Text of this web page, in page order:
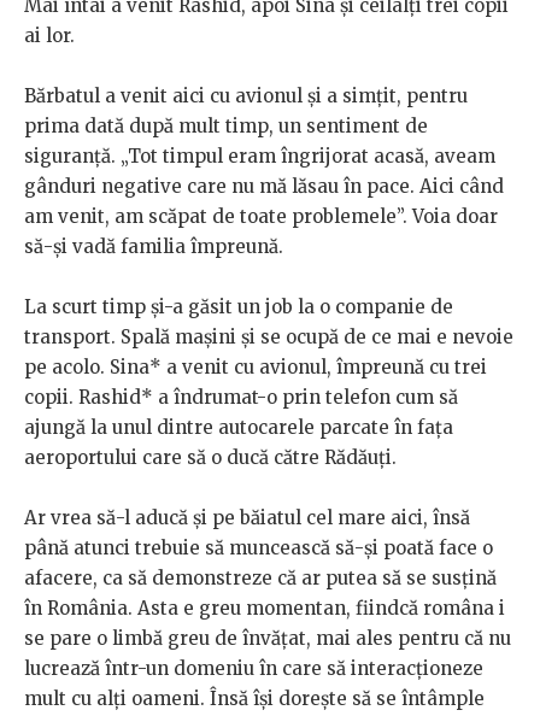
Mai întâi a venit Rashid, apoi Sina și ceilalți trei copii
ai lor.
Bărbatul a venit aici cu avionul și a simțit, pentru
prima dată după mult timp, un sentiment de
siguranță. „Tot timpul eram îngrijorat acasă, aveam
gânduri negative care nu mă lăsau în pace. Aici când
am venit, am scăpat de toate problemele”. Voia doar
să-și vadă familia împreună.
La scurt timp și-a găsit un job la o companie de
transport. Spală mașini și se ocupă de ce mai e nevoie
pe acolo. Sina* a venit cu avionul, împreună cu trei
copii. Rashid* a îndrumat-o prin telefon cum să
ajungă la unul dintre autocarele parcate în fața
aeroportului care să o ducă către Rădăuți.
Ar vrea să-l aducă și pe băiatul cel mare aici, însă
până atunci trebuie să muncească să-și poată face o
afacere, ca să demonstreze că ar putea să se susțină
în România. Asta e greu momentan, fiindcă româna i
se pare o limbă greu de învățat, mai ales pentru că nu
lucrează într-un domeniu în care să interacționeze
mult cu alți oameni. Însă își dorește să se întâmple